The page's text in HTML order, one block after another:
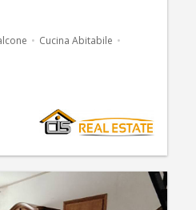
Cucina Abitabile